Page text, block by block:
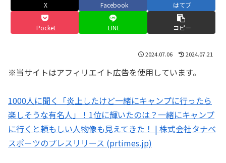
X Facebook はてブ
Pocket LINE コピー
2024.07.06 2024.07.21
※当サイトはアフィリエイト広告を使用しています。
1000人に聞く「炎上したけど一緒にキャンプに行ったら
楽しそうな有名人」！1位に輝いたのは？一緒にキャンプ
に行くと頼もしい人物像も見えてきた！ | 株式会社タナベ
スポーツのプレスリリース (prtimes.jp)